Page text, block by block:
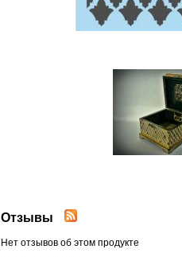
Отзывы
Нет отзывов об этом продукте